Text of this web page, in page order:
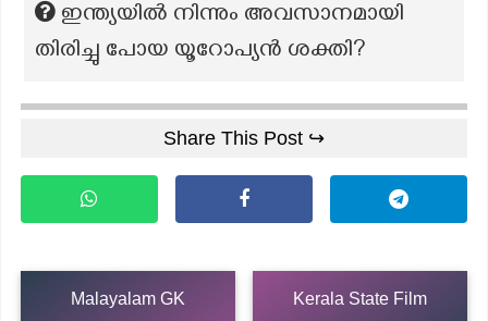
ഇന്ത്യയിൽ നിന്നും അവസാനമായി
തിരിച്ചു പോയ യൂറോപ്യൻ ശക്തി?
Share This Post ↪
Malayalam GK Kerala State Film